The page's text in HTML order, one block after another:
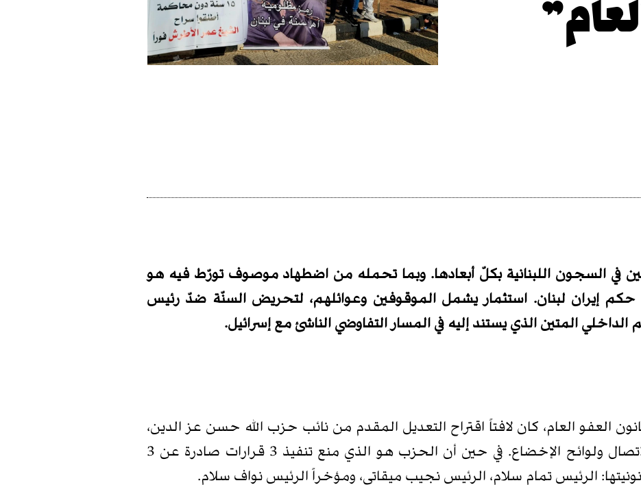
في السجون اللبنانية بكلّ أبعادها. وبما تحمله من اضطهاد موصوف تورّط فيه هو
حكم إيران لبنان. استثمار يشمل الموقوفين وعوائلهم، لتحريض السنّة ضدّ رئيس
المتين الذي يستند إليه في المسار التفاوضي الناشئ مع إسرائيل.
العفو العام، كان لافتاً اقتراح التعديل المقدم من نائب حزب الله حسن عز الدين،
وطلبه شمول العفو الموقوفين بسبب وثائق الاتصال ولوائح الإخضاع. في حين أن الحزب هو الذي منع تنفيذ 3 قرارات صادرة عن 3
الرئيس تمام سلام، الرئيس نجيب ميقاتي، ومؤخراً الرئيس نواف سلام.